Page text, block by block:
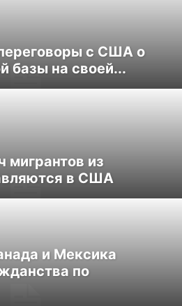
с США о
базы на своей...
мигрантов из
в США
и Мексика
по